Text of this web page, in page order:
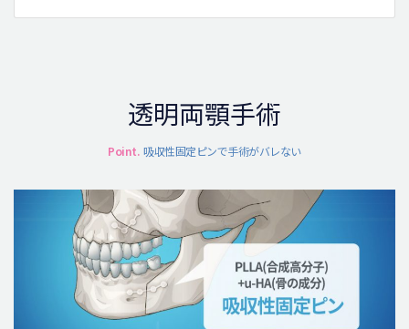
透明両顎手術
Point. 吸収性固定ピンで手術がバレない